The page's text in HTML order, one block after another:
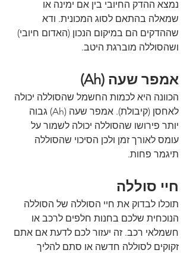
נמצא ההדק החיובי בין אם ימינה או
שמאלה בהתאם לסוג המכונית. ודא
שההדקים הם במיקום הנכון (האדום חיובי)
ושהסוללה מוברגת היטב.
אמפר שעה (Ah)
הכוונה היא לכמות החשמל שהסוללה יכולה
לאחסן (קיבולת). אמפר שעה (Ah) גבוה
יותר פירושו שהסוללה יכולה לשמור על
עומס לאורך זמן ולכן הסיכוי שהסוללה
תיגמר פחות.
חיי סוללה
תוכלו לבדוק את חיי הסוללה של הסוללה
הנוכחית שלכם בחנות חלפים לרכב או
חשמלאי רכב. זה יעזור לכם לדעת אם אתם
זקוקים לסוללה חדשה או סתם להליך